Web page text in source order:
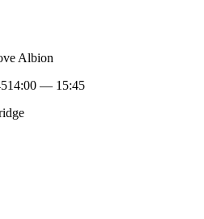
Albion
14:00 — 15:45